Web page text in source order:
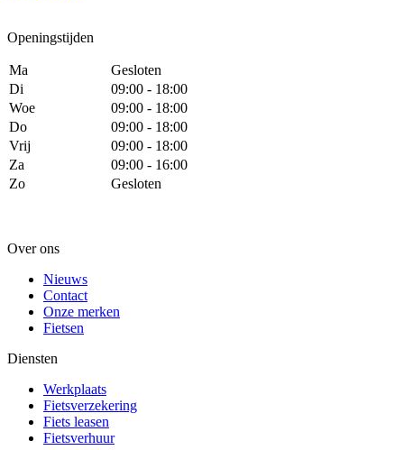
Openingstijden
Ma
Gesloten
Di
09:00 - 18:00
Woe
09:00 - 18:00
Do
09:00 - 18:00
Vrij
09:00 - 18:00
Za
09:00 - 16:00
Zo
Gesloten
Over ons
Nieuws
Contact
Onze merken
Fietsen
Diensten
Werkplaats
Fietsverzekering
Fiets leasen
Fietsverhuur